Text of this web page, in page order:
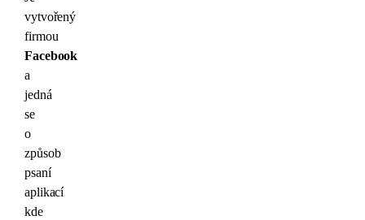
vytvořený
firmou
Facebook
a
jedná
se
o
způsob
psaní
aplikací
kde